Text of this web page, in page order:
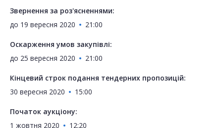
Звернення за роз'ясненнями:
до 19 вересня 2020 21:00
Оскарження умов закупівлі:
до 25 вересня 2020 21:00
Кінцевий строк подання тендерних пропозицій:
30 вересня 2020
15:00
Початок аукціону:
1 жовтня 2020
12:20